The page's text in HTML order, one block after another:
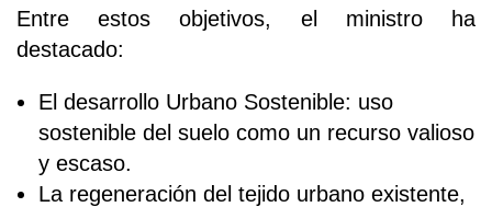
Entre estos objetivos, el ministro ha
destacado:
El desarrollo Urbano Sostenible: uso
sostenible del suelo como un recurso valioso
y escaso.
La regeneración del tejido urbano existente,